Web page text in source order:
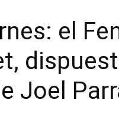
el
Joel